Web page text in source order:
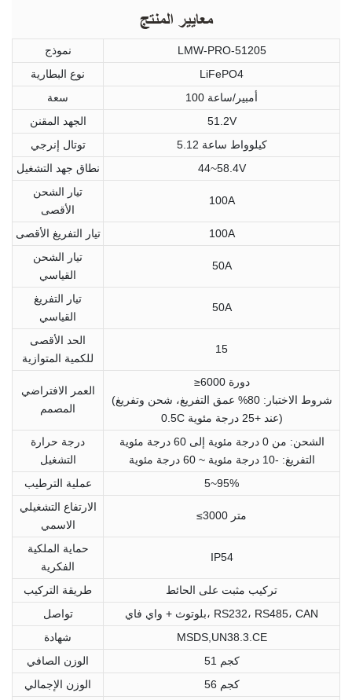
معايير المنتج
نموذج
LMW-PRO-51205
نوع البطارية
LiFePO4
سعة
100 أمبير/ساعة
الجهد المقنن
51.2V
توتال إنرجي
5.12 كيلوواط ساعة
نطاق جهد التشغيل
44~58.4V
تيار الشحن
الأقصى
100A
تيار التفريغ الأقصى
100A
تيار الشحن
القياسي
50A
تيار التفريغ
القياسي
50A
الحد الأقصى
للكمية المتوازية
15
العمر الافتراضي
المصمم
≥6000 دورة
(شروط الاختبار: 80% عمق التفريغ، شحن وتفريغ
0.5C عند +25 درجة مئوية)
درجة حرارة
التشغيل
الشحن: من 0 درجة مئوية إلى 60 درجة مئوية
التفريغ: -10 درجة مئوية ~ 60 درجة مئوية
عملية الترطيب
5~95%
الارتفاع التشغيلي
الاسمي
≤3000 متر
حماية الملكية
الفكرية
IP54
طريقة التركيب
تركيب مثبت على الحائط
تواصل
بلوتوث + واي فاي، RS232، RS485، CAN
شهادة
MSDS,UN38.3.CE
الوزن الصافي
51 كجم
الوزن الإجمالي
56 كجم